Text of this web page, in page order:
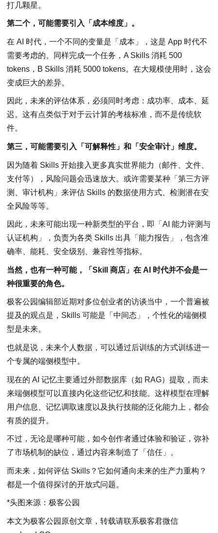
打几颗星。
第二个，可能需要引入「成本维度」。
在 AI 时代，一个不同的变量是「成本」，这是 App 时代不
需要考虑的。同样完成一个任务，A Skills 消耗 500
tokens，B Skills 消耗 5000 tokens。在大规模使用时，这会
变成巨大的差异。
因此，未来的评估体系，必须同时考虑：成功率、成本、延
迟。这有点类似于对于云计算的考核标准，而不是传统软
件。
第三，可能需要引入「可解释性」和「安全审计」维度。
因为随着 Skills 开始接入更多真实世界能力（邮件、文件、
支付等），风险问题会迅速放大。或许需要某种「第三方评
测、审计机构」来评估 Skills 的数据使用方式、检测潜在安
全风险等等。
因此，未来可能出现一种新类型的平台，即「AI 能力评测与
认证机构」，负责为各类 Skills 出具「能力报告」，包含准
确率、能耗、安全级别、兼容性等指标。
当然，也有一种可能，「Skill 商店」在 AI 时代并不会是一
种很重要的角色。
极客公园编辑部近期对多位创业者的访谈当中，一个普遍被
提及的观点是，Skills 可能是「中间态」，个性化的端侧模
型是未来。
也就是说，未来个人数据，可以通过后训练的方式训练进一
个专属的端侧模型中。
现在的 AI 记忆主要通过外部数据库（如 RAG）提取，而未
来端侧模型可以直接内化这些记忆和技能。这样模型在理解
用户信息、记忆调取速度以及执行技能的泛化能力上，都会
有质的提升。
不过，无论是哪种可能，如今创作者通过体验和验证，弥补
了市场机制的缺位，通过内容来制造了「信任」。
而未来，如何评估 Skills？它如何通向未来的生产力重构？
都是一个值得探讨的开放式问题。
*头图来源：极客公园
本文为极客公园原创文章，转载请联系极客君微信